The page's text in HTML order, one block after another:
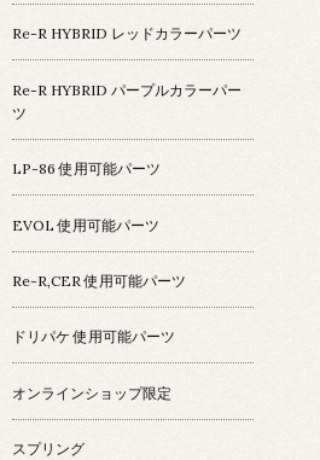
Re-R HYBRID レッドカラーパーツ
Re-R HYBRID パープルカラーパー
ツ
LP-86 使用可能パーツ
EVOL 使用可能パーツ
Re-R,CER 使用可能パーツ
ドリパケ 使用可能パーツ
オンラインショップ限定
スプリング